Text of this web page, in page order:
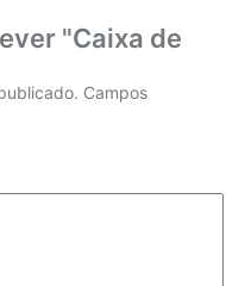
"Caixa de
Campos